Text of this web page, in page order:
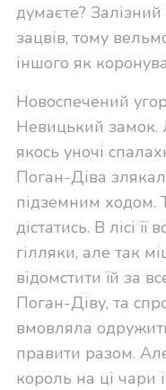
думаєте?
зацвів, тому
іншого як
Новоспечений
Невицький замок.
якось уночі
Поган-Діва
підземним ходом.
дістатись. В лісі
гілляки, але так
відомстити їй за
Поган-Діву, та
вмовляла
правити разом.
король на ці чари